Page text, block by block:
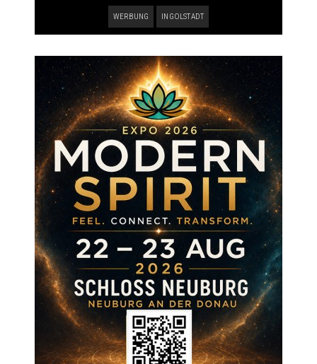
WERBUNG INGOLSTADT